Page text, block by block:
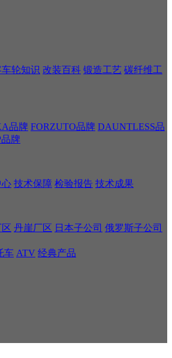
轮知识 改装百科 锻造工艺 碳纤维工
品牌 FORZUTO品牌 DAUNTLESS品
品牌
心 技术保障 检验报告 技术成果
丹崖厂区 日本子公司 俄罗斯子公司
车 ATV 经典产品